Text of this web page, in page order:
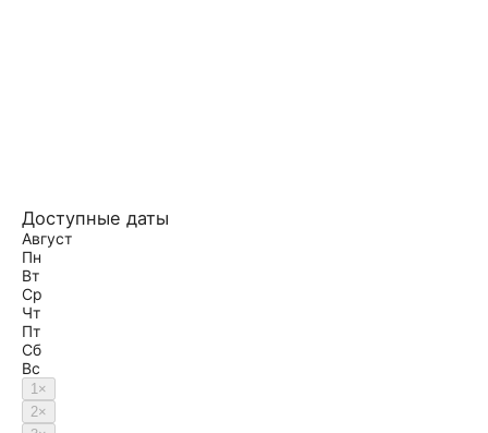
Доступные даты
Август
Пн
Вт
Ср
Чт
Пт
Сб
Вс
1×
2×